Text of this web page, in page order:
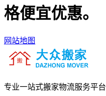
格便宜优惠。
网站地图
专业一站式搬家物流服务平台